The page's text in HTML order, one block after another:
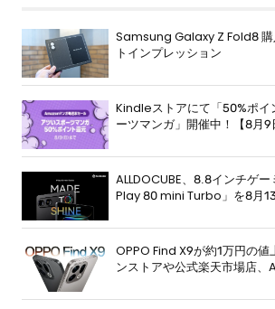
Samsung Galaxy Z Fold8 購
トインプレッション
Kindleストアにて「50%ポイ
ーツマンガ」開催中！【8月9
ALLDOCUBE、8.8インチゲ
Play 80 mini Turbo」を8月
OPPO Find X9が約1万円の値
ンストアや公式楽天市場店